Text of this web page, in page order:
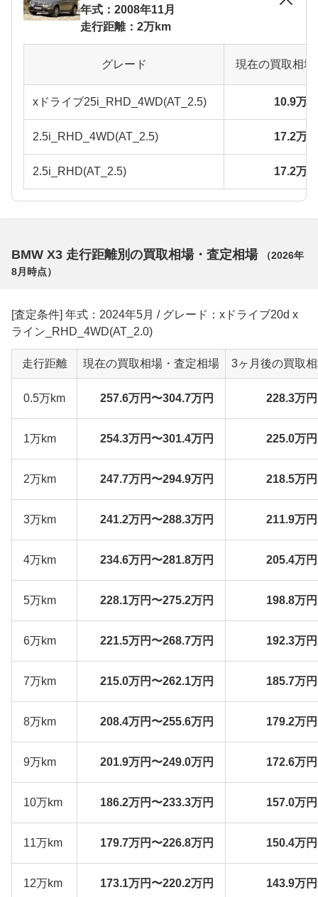
年式：2008年11月
走行距離：2万km
グレード 現在の買取相
xドライブ25i_RHD_4WD(AT_2.5) 10.9万
2.5i_RHD_4WD(AT_2.5) 17.2万
2.5i_RHD(AT_2.5) 17.2万
BMW X3 走行距離別の買取相場・査定相場 （2026年
8月 時点）
[査定条件] 年式：2024年5月 / グレード：xドライブ20d x
ライン_RHD_4WD(AT_2.0)
走行距離 現在の買取相場・査定相場 3ヶ月後の買取
0.5万km 257.6万円〜304.7万円 228.3万
1万km 254.3万円〜301.4万円 225.0万
2万km 247.7万円〜294.9万円 218.5万
3万km 241.2万円〜288.3万円 211.9万
4万km 234.6万円〜281.8万円 205.4万
5万km 228.1万円〜275.2万円 198.8万
6万km 221.5万円〜268.7万円 192.3万
7万km 215.0万円〜262.1万円 185.7万
8万km 208.4万円〜255.6万円 179.2万
9万km 201.9万円〜249.0万円 172.6万
10万km 186.2万円〜233.3万円 157.0万
11万km 179.7万円〜226.8万円 150.4万
12万km 173.1万円〜220.2万円 143.9万